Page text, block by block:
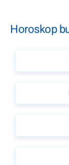
Horoskop